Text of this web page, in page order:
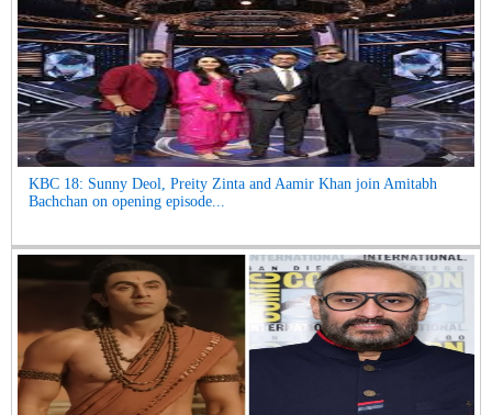
KBC 18: Sunny Deol, Preity Zinta and Aamir Khan join Amitabh
Bachchan on opening episode...